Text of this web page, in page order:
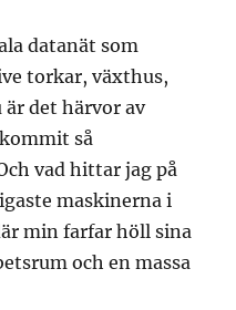
datanät som
torkar, växthus,
är det härvor av
så
vad hittar jag på
maskinerna i
min farfar höll sina
och en massa